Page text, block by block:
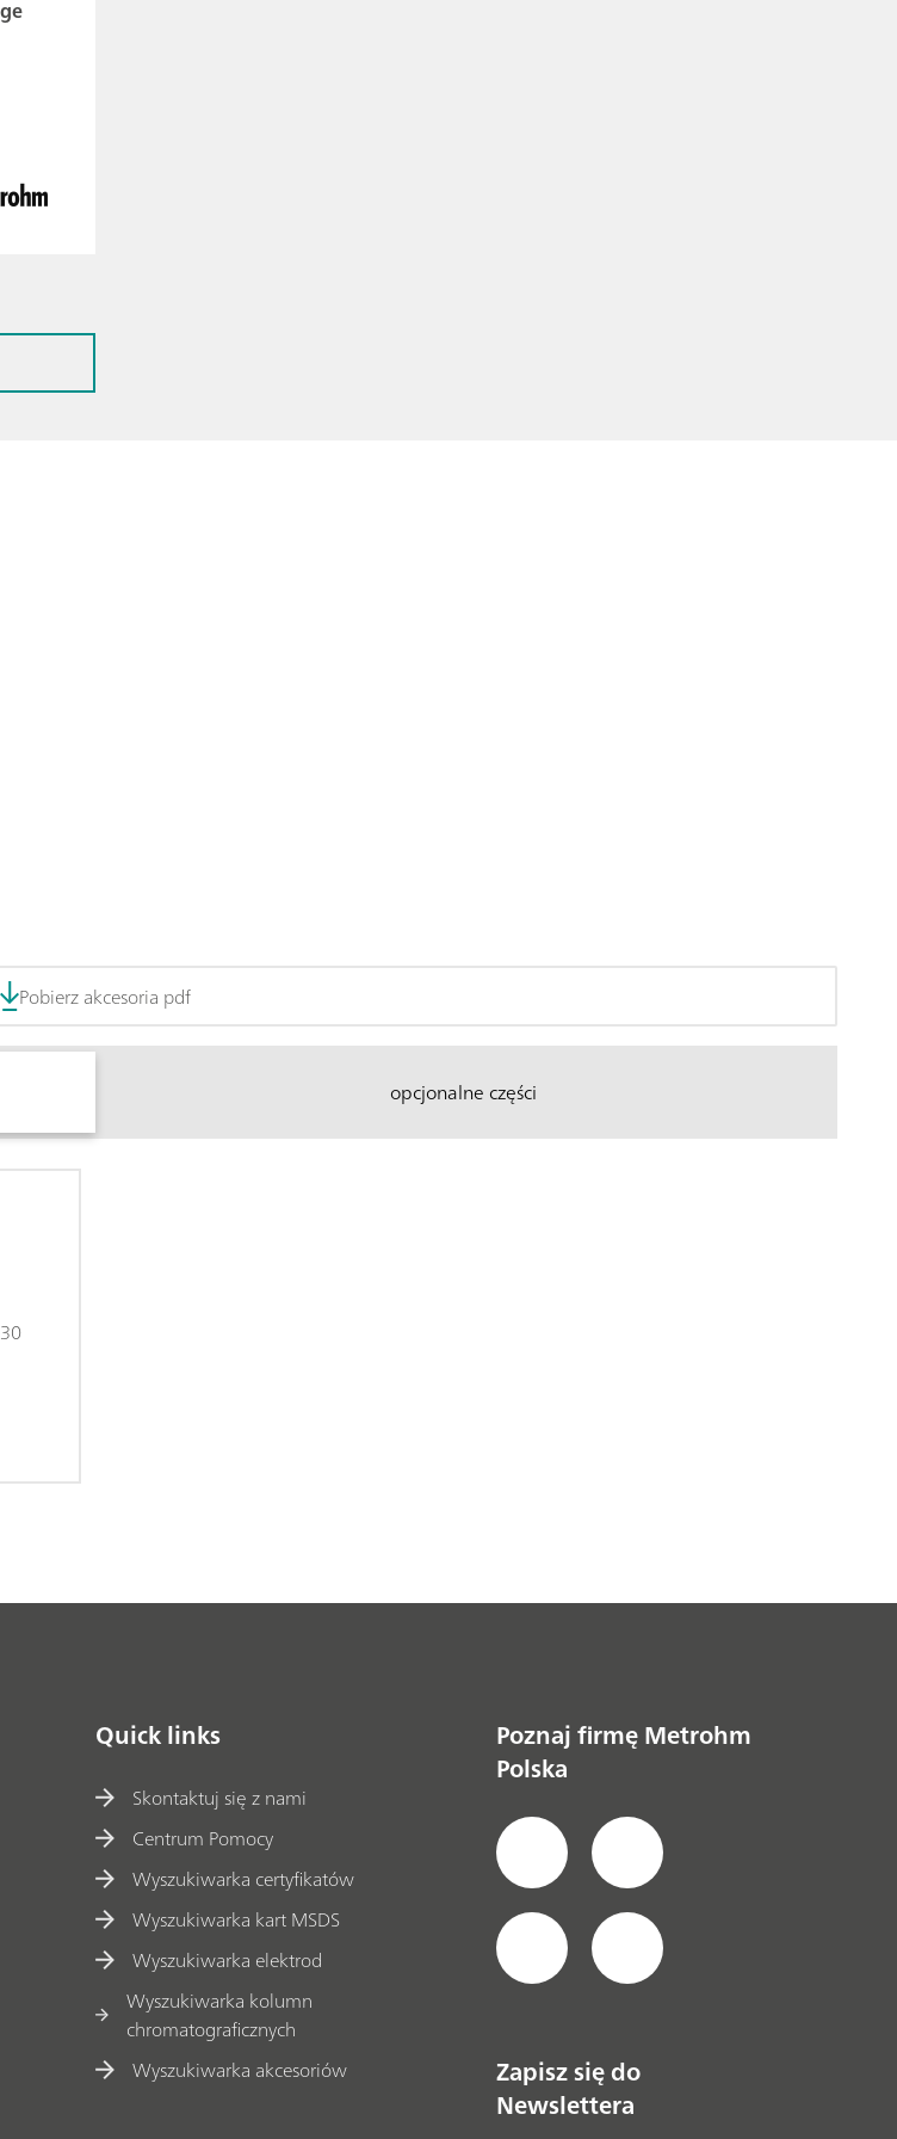
Pobierz akcesoria pdf
opcjonalne części
Quick links
Skontaktuj się z nami
Centrum Pomocy
Wyszukiwarka certyfikatów
Wyszukiwarka kart MSDS
Wyszukiwarka elektrod
Wyszukiwarka kolumn
chromatograficznych
Wyszukiwarka akcesoriów
Poznaj firmę Metrohm
Polska
Zapisz się do
Newslettera